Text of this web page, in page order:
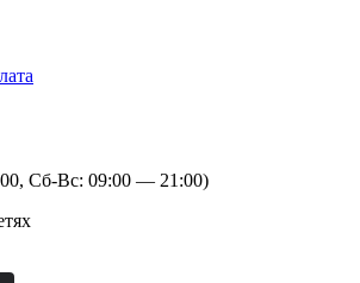
Сб-Вс: 09:00 — 21:00)